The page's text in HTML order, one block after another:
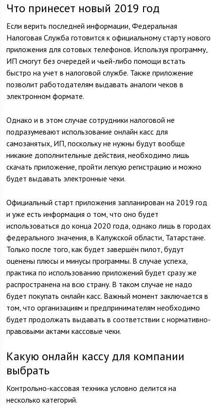
Что принесет новый 2019 год
Если верить последней информации, Федеральная
Налоговая Служба готовится к официальному старту нового
приложения для сотовых телефонов. Используя программу,
ИП смогут без очередей и чьей-либо помощи встать
быстро на учет в налоговой службе. Также приложение
позволит работодателям выдавать аналоги чеков в
электронном формате.
Однако и в этом случае сотрудники налоговой не
подразумевают использование онлайн касс для
самозанятых, ИП, поскольку не нужны будут вообще
никакие дополнительные действия, необходимо лишь
скачать приложение, пройти легкую регистрацию и можно
будет выдавать электронные чеки.
Официальный старт приложения запланирован на 2019 год
и уже есть информация о том, что оно будет
использоваться до конца 2020 года, однако лишь в городах
федерального значения, в Калужской области, Татарстане.
Только после того, как будет завершён пилот, будут
оценены плюсы и минусы программы. В случае успеха,
практика по использованию приложений будет сразу же
распространена на всю страну. В таком случае не надо
будет покупать онлайн касс. Важный момент заключается в
том, что организациям и предпринимателям необходимо
будет продолжать выдавать в соответствии с нормативно-
правовыми актами кассовые чеки.
Какую онлайн кассу для компании
выбрать
Контрольно-кассовая техника условно делится на
несколько категорий.